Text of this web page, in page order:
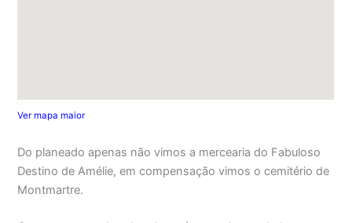
Ver mapa maior
Do planeado apenas não vimos a mercearia do Fabuloso
Destino de Amélie, em compensação vimos o cemitério de
Montmartre.